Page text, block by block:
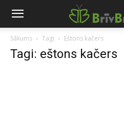
Sākums Tagi Eštons kačers
Tagi: eštons kačers